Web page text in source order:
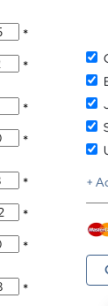
*
*
*
*
*
*
*
*
+